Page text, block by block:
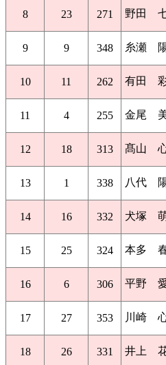
8 23 271 野田
9 9 348 糸瀬
10 11 262 有田
11 4 255 金尾
12 18 313 髙山
13 1 338 八代
14 16 332 犬塚
15 25 324 本多
16 6 306 平野
17 27 353 川崎
18 26 331 井上